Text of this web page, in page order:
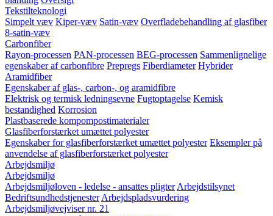
Tekstilteknologi
Simpelt væv Kiper-væv Satin-væv Overfladebehandling af glasfiber
8-satin-væv
Carbonfiber
Rayon-processen PAN-processen BEG-processen Sammenlignelige
egenskaber af carbonfibre Prepregs Fiberdiameter Hybrider
Aramidfiber
Egenskaber af glas-, carbon-, og aramidfibre
Elektrisk og termisk ledningsevne Fugtoptagelse Kemisk
bestandighed Korrosion
Plastbaserede kompompostimaterialer
Glasfiberforstærket umættet polyester
Egenskaber for glasfiberforstærket umættet polyester Eksempler på
anvendelse af glasfiberforstærket polyester
Arbejdsmiljø
Arbejdsmiljø
Arbejdsmiljøloven - ledelse - ansattes pligter Arbejdstilsynet
Bedriftsundhedstjenester Arbejdspladsvurdering
Arbejdsmiljøvejviser nr. 21